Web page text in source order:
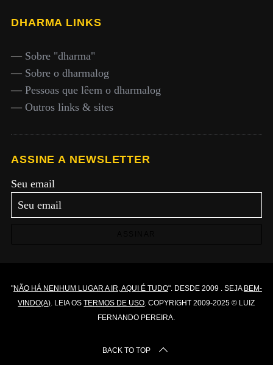
DHARMA LINKS
— Sobre "dharma"
— Sobre o dharmalog
— Pessoas que lêem o dharmalog
— Outros links & sites
ASSINE A NEWSLETTER
Seu email
"NÃO HÁ NENHUM LUGAR A IR, AQUI É TUDO". DESDE 2009 . SEJA BEM-
VINDO(A) . LEIA OSTERMOS DE USO . COPYRIGHT 2009-2025 © LUIZ
FERNANDO PEREIRA.
BACK TO TOP